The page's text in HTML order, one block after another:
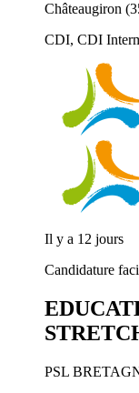
Châteaugiron
CDI, CDI
Il y a 12 jours
Candidature
PSL